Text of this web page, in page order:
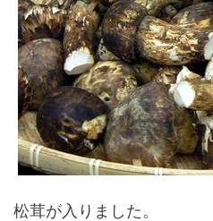
松茸が入りました。